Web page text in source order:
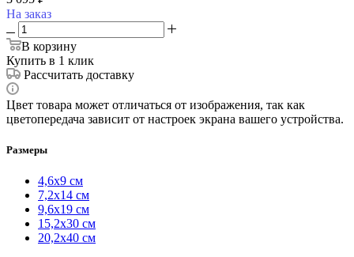
На заказ
В корзину
Купить в 1 клик
Рассчитать доставку
Цвет товара может отличаться от изображения, так как
цветопередача зависит от настроек экрана вашего устройства.
Размеры
4,6х9 см
7,2х14 см
9,6х19 см
15,2х30 см
20,2х40 см